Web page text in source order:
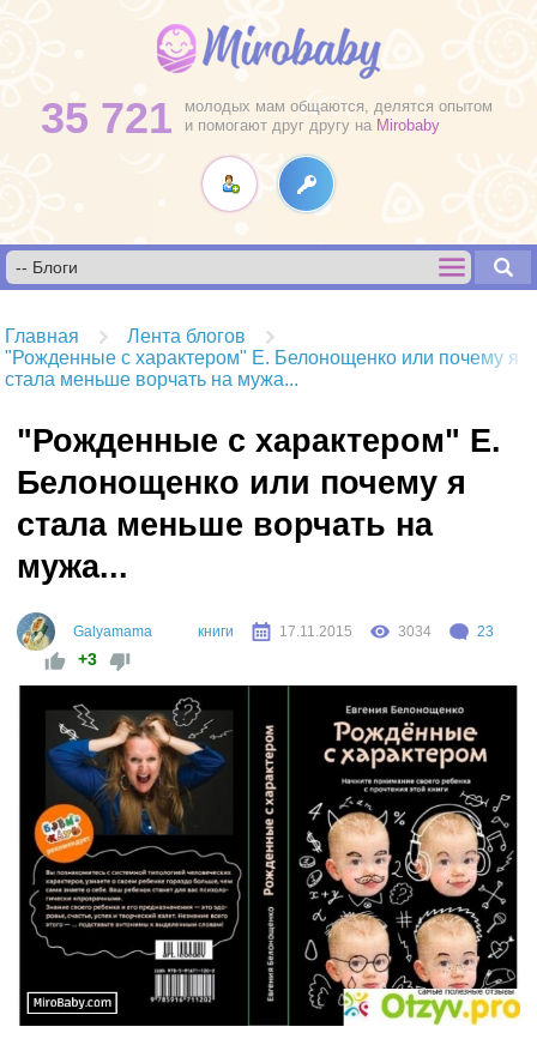
35 721
молодых мам общаются, делятся опытом
и помогают друг другу на Mirobaby
Главная
Лента блогов
"Рожденные с характером" Е. Белонощенко или почему я
стала меньше ворчать на мужа...
"Рожденные с характером" Е.
Белонощенко или почему я
стала меньше ворчать на
мужа...
Galyamama книги 17.11.2015 3034 23
+3